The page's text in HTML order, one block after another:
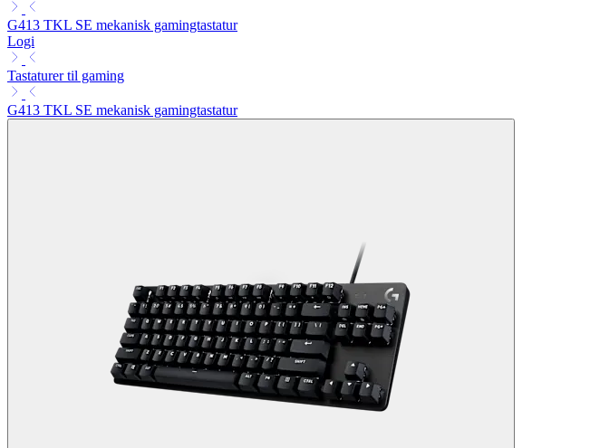
G413 TKL SE mekanisk gamingtastatur
Logi
Tastaturer til gaming
G413 TKL SE mekanisk gamingtastatur